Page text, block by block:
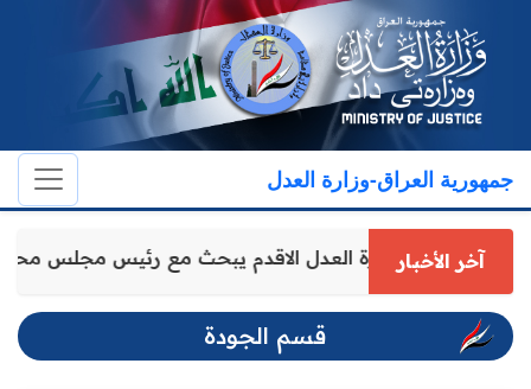
جمهورية العراق-وزارة العدل
آخر الأخباروكيل وزارة العدل الاقدم يبحث مع رئيس مجلس
قسم الجودة